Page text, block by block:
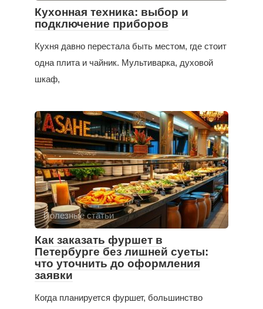
Кухонная техника: выбор и
подключение приборов
Кухня давно перестала быть местом, где стоит
одна плита и чайник. Мультиварка, духовой
шкаф,
Полезные статьи
Как заказать фуршет в
Петербурге без лишней суеты:
что уточнить до оформления
заявки
Когда планируется фуршет, большинство